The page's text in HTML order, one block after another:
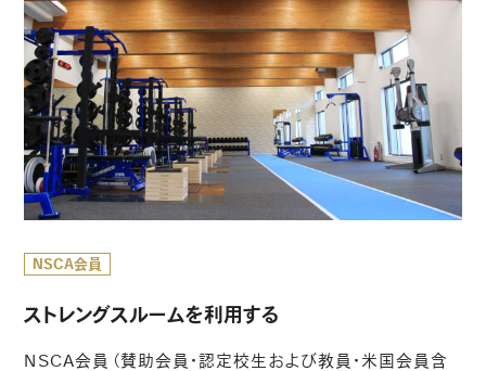
NSCA会員
ストレングスルームを利用する
NSCA会員（賛助会員・認定校生および教員・米国会員含